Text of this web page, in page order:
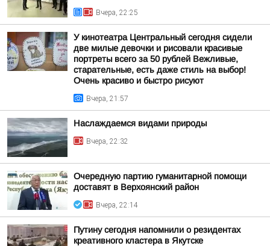
Вчера, 22:25
У кинотеатра Центральный сегодня сидели
две милые девочки и рисовали красивые
портреты всего за 50 рублей Вежливые,
старательные, есть даже стиль на выбор!
Очень красиво и быстро рисуют
Вчера, 21:57
Наслаждаемся видами природы
Вчера, 22:32
Очередную партию гуманитарной помощи
доставят в Верхоянский район
Вчера, 22:14
Путину сегодня напомнили о резидентах
креативного кластера в Якутске